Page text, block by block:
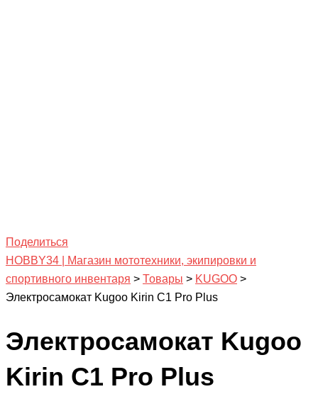
Поделиться
HOBBY34 | Магазин мототехники, экипировки и
спортивного инвентаря > Товары > KUGOO >
Электросамокат Kugoo Kirin C1 Pro Plus
Электросамокат Kugoo
Kirin C1 Pro Plus